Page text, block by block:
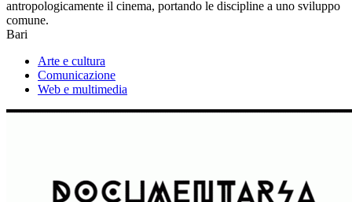
antropologicamente il cinema, portando le discipline a uno sviluppo
comune.
Bari
Arte e cultura
Comunicazione
Web e multimedia